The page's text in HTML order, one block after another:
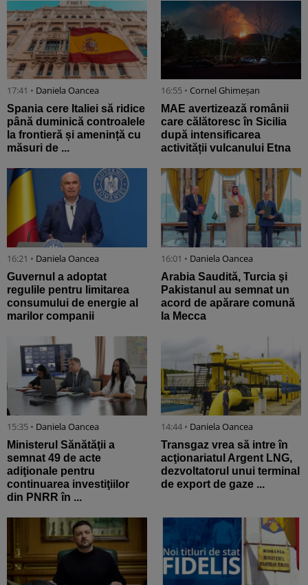
17:41 • Daniela Oancea
Spania cere Italiei să ridice
până duminică controalele
la frontieră și amenință cu
măsuri de ...
16:55 • Cornel Ghimeșan
MAE avertizează românii
care călătoresc în Sicilia
după intensificarea
activității vulcanului Etna
16:21 • Daniela Oancea
Guvernul a adoptat
regulile pentru limitarea
consumului de energie al
marilor companii
16:01 • Daniela Oancea
Arabia Saudită, Turcia şi
Pakistanul au semnat un
acord de apărare comună
la Mecca
15:35 • Daniela Oancea
Ministerul Sănătăţii a
semnat 49 de acte
adiţionale pentru
continuarea investiţiilor
din PNRR în ...
14:44 • Daniela Oancea
Transgaz vrea să intre în
acţionariatul Argent LNG,
dezvoltatorul unui terminal
de export de gaze ...